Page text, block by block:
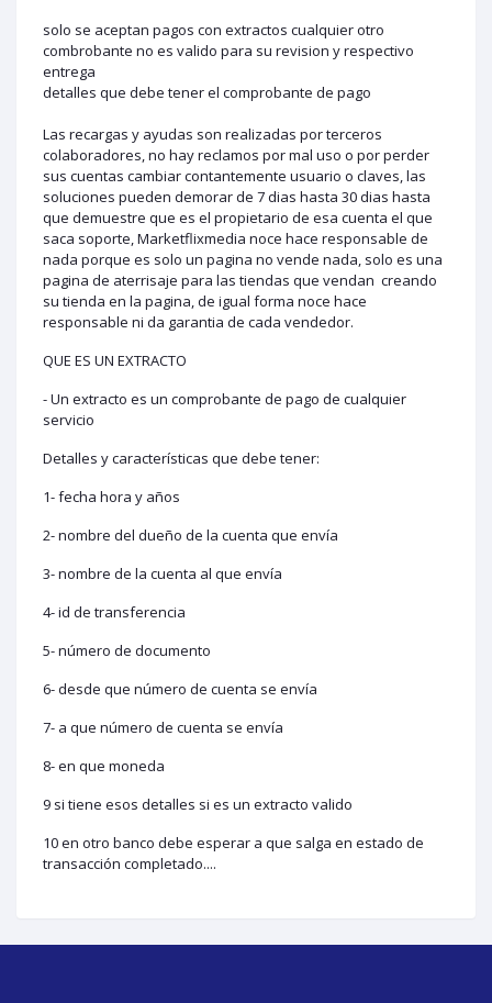
solo se aceptan pagos con extractos cualquier otro
combrobante no es valido para su revision y respectivo
entrega
detalles que debe tener el comprobante de pago
Las recargas y ayudas son realizadas por terceros
colaboradores, no hay reclamos por mal uso o por perder
sus cuentas cambiar contantemente usuario o claves, las
soluciones pueden demorar de 7 dias hasta 30 dias hasta
que demuestre que es el propietario de esa cuenta el que
saca soporte, Marketflixmedia noce hace responsable de
nada porque es solo un pagina no vende nada, solo es una
pagina de aterrisaje para las tiendas que vendan creando
su tienda en la pagina, de igual forma noce hace
responsable ni da garantia de cada vendedor.
QUE ES UN EXTRACTO
- Un extracto es un comprobante de pago de cualquier
servicio
Detalles y características que debe tener:
1- fecha hora y años
2- nombre del dueño de la cuenta que envía
3- nombre de la cuenta al que envía
4- id de transferencia
5- número de documento
6- desde que número de cuenta se envía
7- a que número de cuenta se envía
8- en que moneda
9 si tiene esos detalles si es un extracto valido
10 en otro banco debe esperar a que salga en estado de
transacción completado....